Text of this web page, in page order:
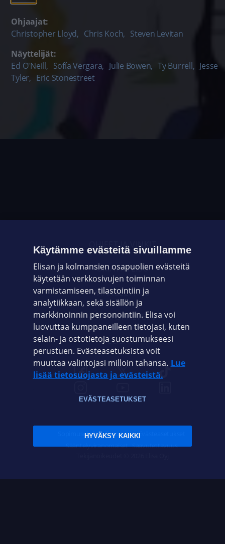
Ohjaajat:
Christopher Lloyd, Chris Koch, Steven Levitan
Näyttelijät:
Ed O'Neill, Sofía Vergara, Julie Bowen, Ty Burrell, Jesse
Tyler, Eric Stonestreet
OHJEET JA VINKIT
OMAYHTEISÖ
VIANSELVITYS
ASIAKASPALVELU
ELISA.FI
Sopimusehdot Tietosuoja Evästeasetukset
Sääntelyviranomaiset Saavutettavuus
Käytämme evästeitä sivuillamme
Elisan ja kolmansien osapuolien evästeitä
käytetään verkkosivujen toiminnan
varmistamiseen, tilastointiin ja
analytiikkaan, sekä sisällön ja
markkinoinnin personointiin. Elisa voi
luovuttaa kumppaneilleen tietojasi, kuten
selain- ja ostotietoja suostumukseesi
perustuen. Evästeasetuksista voit
muuttaa valintojasi milloin tahansa. Lue
lisää tietosuojasta ja evästeistä.
EVÄSTEASETUKSET
HYVÄKSY KAIKKI